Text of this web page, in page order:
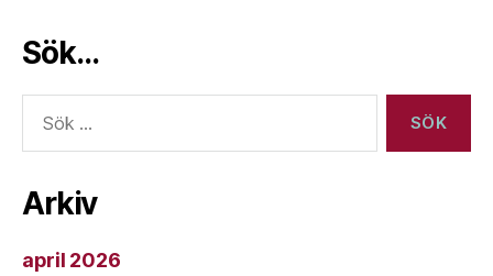
Sök…
efter:
Arkiv
april 2026